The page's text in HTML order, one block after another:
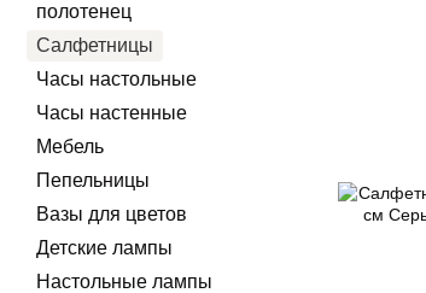
полотенец
Салфетницы
Часы настольные
Часы настенные
Мебель
Пепельницы
Вазы для цветов
Детские лампы
Настольные лампы